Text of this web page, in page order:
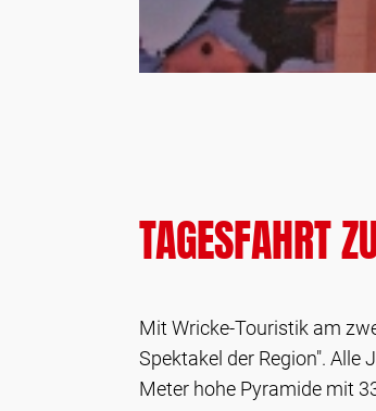
TAGESFAHRT
Mit Wricke-Touristik am
Spektakel der Region". Alle
Meter hohe Pyramide mit